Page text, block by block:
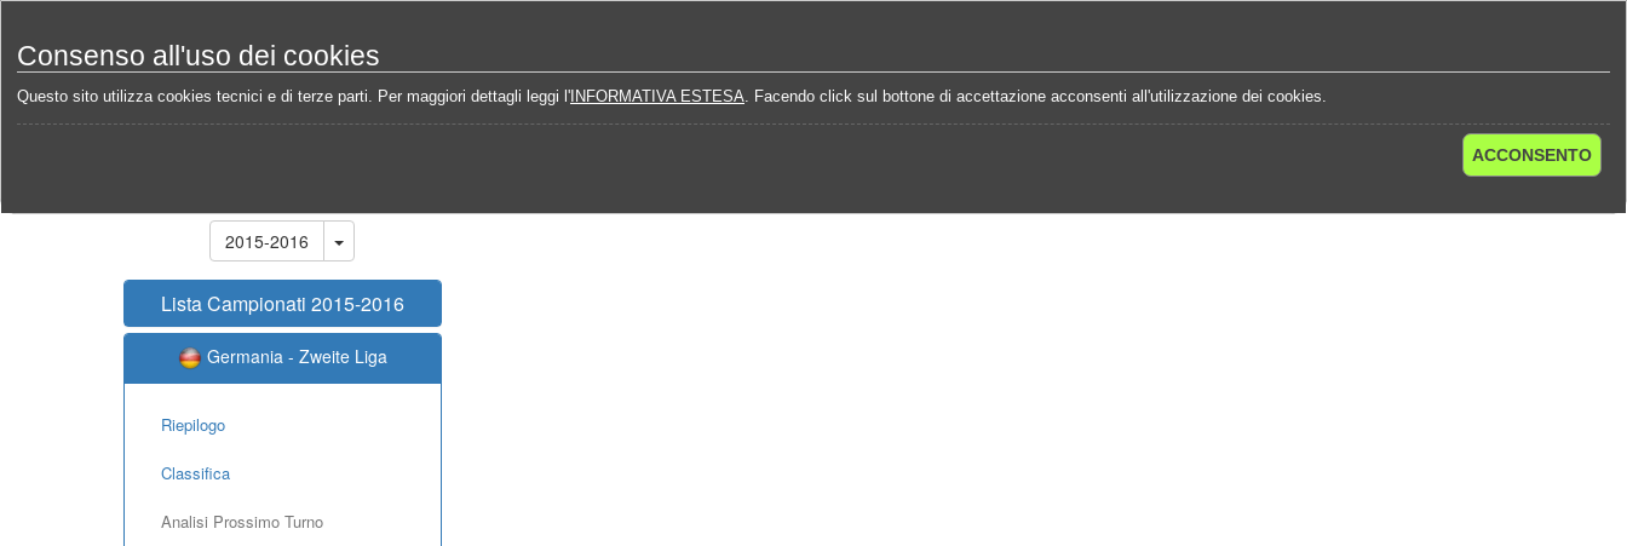
Consenso all'uso dei cookies
Questo sito utilizza cookies tecnici e di terze parti. Per maggiori dettagli leggi l' INFORMATIVA ESTESA. Facendo click sul bottone di accettazione acconsenti all'utilizzazione dei cookies.
ACCONSENTO
Home Campionati Germania - Zweite Liga 2015-2016 Calendario
2015-2016
Lista Campionati 2015-2016
Germania - Zweite Liga
Riepilogo
Classifica
Analisi Prossimo Turno